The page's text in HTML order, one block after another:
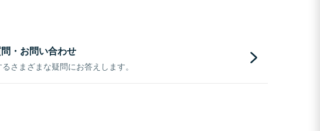
・お問い合わせ
さまざまな疑問にお答えします。